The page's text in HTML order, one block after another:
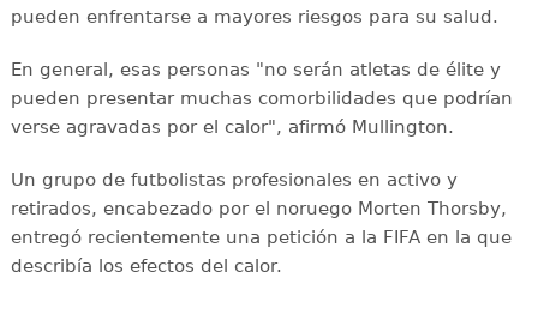
pueden enfrentarse a mayores riesgos para su salud.
En general, esas personas "no serán atletas de élite y
pueden presentar muchas comorbilidades que podrían
verse agravadas por el calor", afirmó Mullington.
Un grupo de futbolistas profesionales en activo y
retirados, encabezado por el noruego Morten Thorsby,
entregó recientemente una petición a la FIFA en la que
describía los efectos del calor.